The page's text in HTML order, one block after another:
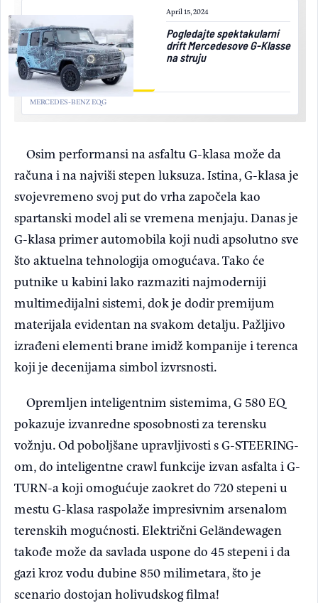
April 15, 2024
Pogledajte spektakularni
drift Mercedesove G-Klasse
na struju
MERCEDES-BENZ EQG
Osim performansi na asfaltu G-klasa može da
računa i na najviši stepen luksuza. Istina, G-klasa je
svojevremeno svoj put do vrha započela kao
spartanski model ali se vremena menjaju. Danas je
G-klasa primer automobila koji nudi apsolutno sve
što aktuelna tehnologija omogućava. Tako će
putnike u kabini lako razmaziti najmoderniji
multimedijalni sistemi, dok je dodir premijum
materijala evidentan na svakom detalju. Pažljivo
izrađeni elementi brane imidž kompanije i terenca
koji je decenijama simbol izvrsnosti.
Opremljen inteligentnim sistemima, G 580 EQ
pokazuje izvanredne sposobnosti za terensku
vožnju. Od poboljšane upravljivosti s G-STEERING-
om, do inteligentne crawl funkcije izvan asfalta i G-
TURN-a koji omogućuje zaokret do 720 stepeni u
mestu G-klasa raspolaže impresivnim arsenalom
terenskih mogućnosti. Električni Geländewagen
takođe može da savlada uspone do 45 stepeni i da
gazi kroz vodu dubine 850 milimetara, što je
scenario dostojan holivudskog filma!